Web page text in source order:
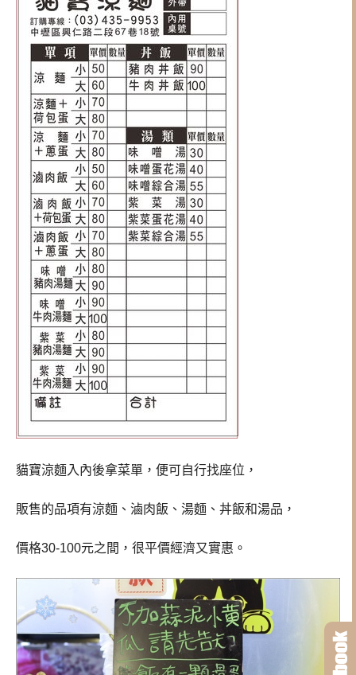
貓寶涼麵入內後拿菜單，便可自行找座位，
販售的品項有涼麵、滷肉飯、湯麵、丼飯和湯品，
價格30-100元之間，很平價經濟又實惠。